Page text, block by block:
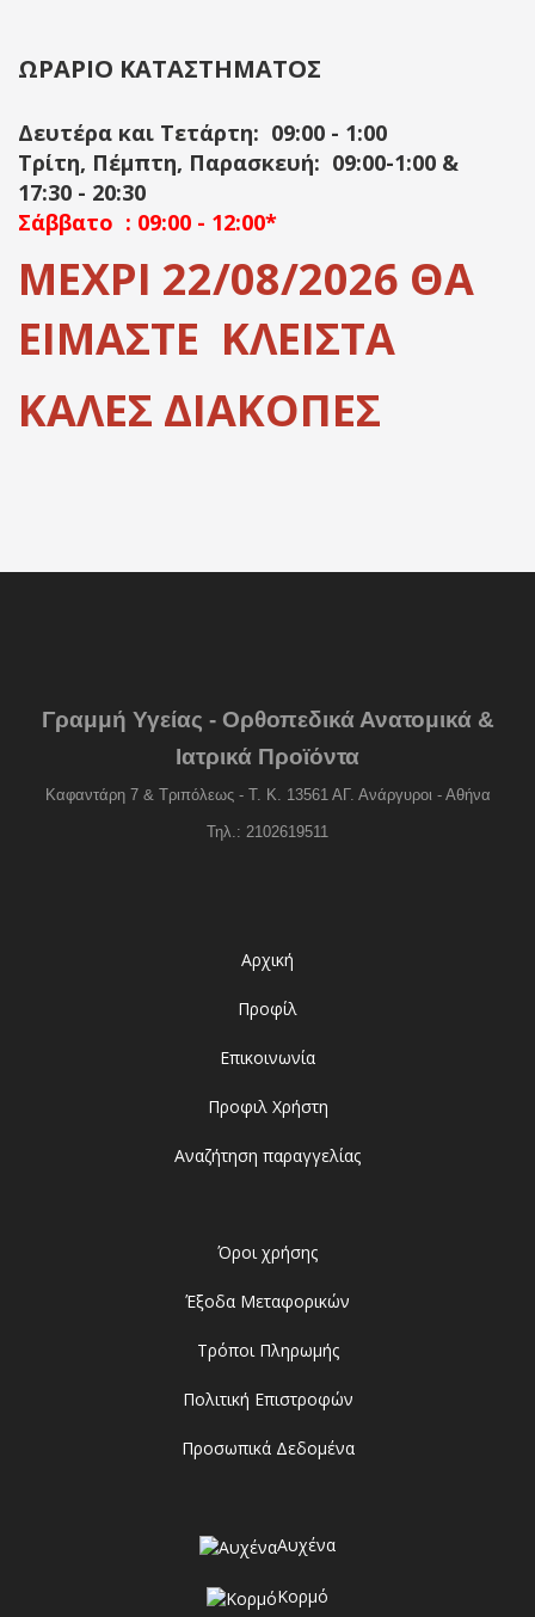
ΩΡΑΡΙΟ ΚΑΤΑΣΤΗΜΑΤΟΣ
Δευτέρα και Τετάρτη: 09:00 - 1:00
Τρίτη, Πέμπτη, Παρασκευή: 09:00-1:00 &
17:30 - 20:30
Σάββατο : 09:00 - 12:00*
ΜΕΧΡΙ 22/08/2026 ΘΑ
ΕΙΜΑΣΤΕ ΚΛΕΙΣΤΑ
ΚΑΛΕΣ ΔΙΑΚΟΠΕΣ
Γραμμή Υγείας - Ορθοπεδικά Ανατομικά &
Ιατρικά Προϊόντα
Καφαντάρη 7 & Τριπόλεως - Τ. Κ. 13561 ΑΓ. Ανάργυροι - Αθήνα
Τηλ.: 2102619511
Αρχική
Προφίλ
Επικοινωνία
Προφιλ Χρήστη
Αναζήτηση παραγγελίας
Όροι χρήσης
Έξοδα Μεταφορικών
Τρόποι Πληρωμής
Πολιτική Επιστροφών
Προσωπικά Δεδομένα
Αυχένα
Κορμό